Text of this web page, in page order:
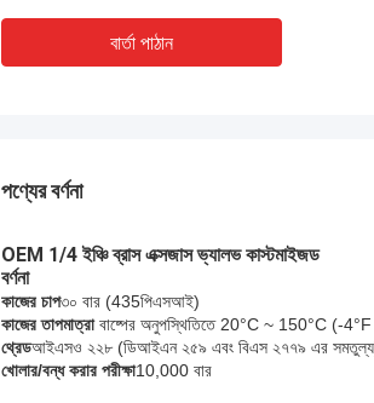
বার্তা পাঠান
পণ্যের বর্ণনা
OEM 1/4 ইঞ্চি ব্রাস এক্সজাস ভ্যালভ কাস্টমাইজড
বর্ণনা
কাজের চাপ৩০ বার (435পিএসআই)
কাজের তাপমাত্রা বাষ্পের অনুপস্থিতিতে 20°C ~ 150°C (-
থ্রেডআইএসও ২২৮ (ডিআইএন ২৫৯ এবং বিএস ২৭৭৯ এর
খোলার/বন্ধ করার পরীক্ষা10,000 বার